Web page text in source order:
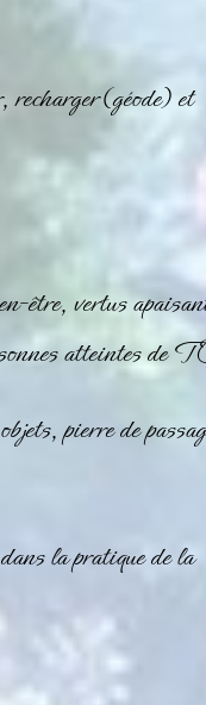
(géode) et
être, vertus
atteintes de
pierre de
la pratique de la